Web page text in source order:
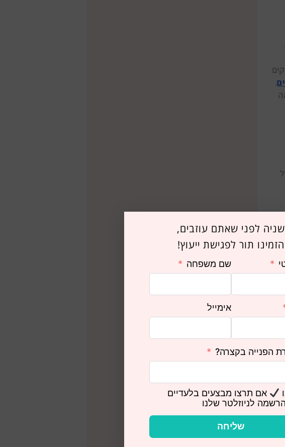
.
שניה לפני שאתם עוזבים,
הזמינו תור לפגישת ייעוץ!
שם משפחה
אימייל
הפנייה בקצרה?
אם תרצו מבצעים בלעדיים
לניוזלטר שלנו
שליחה